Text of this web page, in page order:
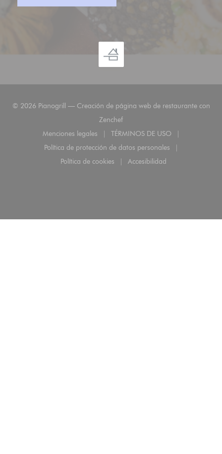
© 2026 Pianogrill — Creación de página web de restaurante con
Zenchef((abre en una nueva ventana))
Menciones legales
((abre en una nueva ventana))
TÉRMINOS DE USO
((abre en una nueva
Política de protección de datos personales
((abre en una nueva ventana))
Política de cookies
((abre en una nueva ventana))
Accesibilidad